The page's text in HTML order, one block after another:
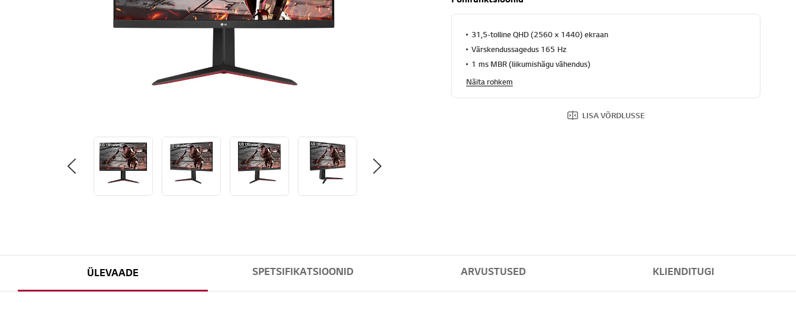
31,5-tolline QHD (2560 × 1440) ekraan
Värskendussagedus 165 Hz
1 ms MBR (liikumishägu vähendus)
Näita rohkem
LISA VÕRDLUSSE
ÜLEVAADE SPETSIFIKATSIOONID ARVUSTUSED KLIENDITUGI